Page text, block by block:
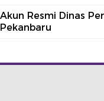
Akun Resmi Dinas
Pekanbaru